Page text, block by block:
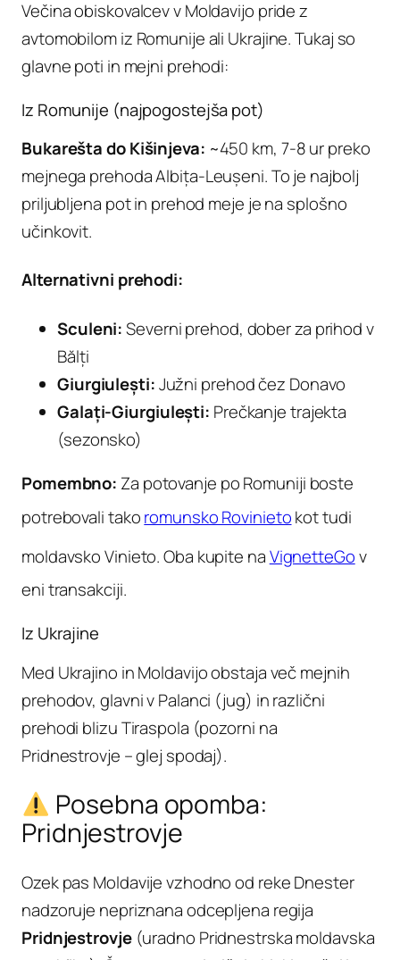
Večina obiskovalcev v Moldavijo pride z
avtomobilom iz Romunije ali Ukrajine. Tukaj so
glavne poti in mejni prehodi:
Iz Romunije (najpogostejša pot)
Bukarešta do Kišinjeva: ~450 km, 7-8 ur preko
mejnega prehoda Albița-Leușeni. To je najbolj
priljubljena pot in prehod meje je na splošno
učinkovit.
Alternativni prehodi:
Sculeni:Severni prehod, dober za prihod v
Bălți
Giurgiulești:Južni prehod čez Donavo
Galați-Giurgiulești: Prečkanje trajekta
(sezonsko)
Pomembno: Za potovanje po Romuniji boste
potrebovali takoromunsko Rovinietokot tudi
moldavsko Vinieto. Oba kupite naVignetteGov
eni transakciji.
Iz Ukrajine
Med Ukrajino in Moldavijo obstaja več mejnih
prehodov, glavni v Palanci (jug) in različni
prehodi blizu Tiraspola (pozorni na
Pridnestrovje – glej spodaj).
Posebna opomba:
Pridnjestrovje
Ozek pas Moldavije vzhodno od reke Dnester
nadzoruje nepriznana odcepljena regija
Pridnjestrovje(uradno Pridnestrska moldavska